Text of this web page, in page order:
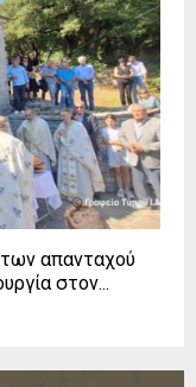
απανταχού
στον...